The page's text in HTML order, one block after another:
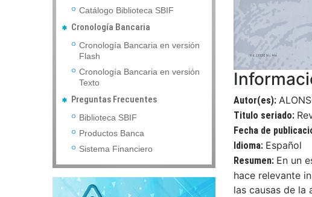
Catálogo Biblioteca SBIF
Cronología Bancaria
Cronología Bancaria en versión
Flash
Cronología Bancaria en versión
Texto
Preguntas Frecuentes
Biblioteca SBIF
Productos Banca
Sistema Financiero
Autor(es):
Titulo seriado:
Fecha de
Idioma: Español
Resumen: En un
hace relevante
las causas de